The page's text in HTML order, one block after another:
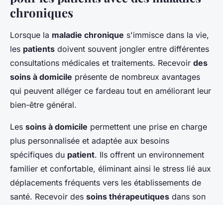
chroniques
Lorsque la maladie chronique s'immisce dans la vie,
les patients doivent souvent jongler entre différentes
consultations médicales et traitements. Recevoir des
soins à domicile présente de nombreux avantages
qui peuvent alléger ce fardeau tout en améliorant leur
bien-être général.
Les soins à domicile permettent une prise en charge
plus personnalisée et adaptée aux besoins
spécifiques du patient. Ils offrent un environnement
familier et confortable, éliminant ainsi le stress lié aux
déplacements fréquents vers les établissements de
santé. Recevoir des soins thérapeutiques dans son